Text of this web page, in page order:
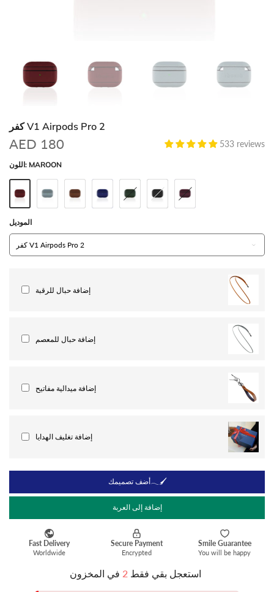
كفر V1 Airpods Pro 2
AED 180 533 reviews
اللون: MAROON
الموديل
إضافة حبال للرقبة
إضافة حبال للمعصم
إضافة ميدالية مفاتيح
إضافة تغليف الهدايا
أضف تصميمك𓂃🖌
إضافة إلى العربة
استعجل بقي فقط 2 في المخزون